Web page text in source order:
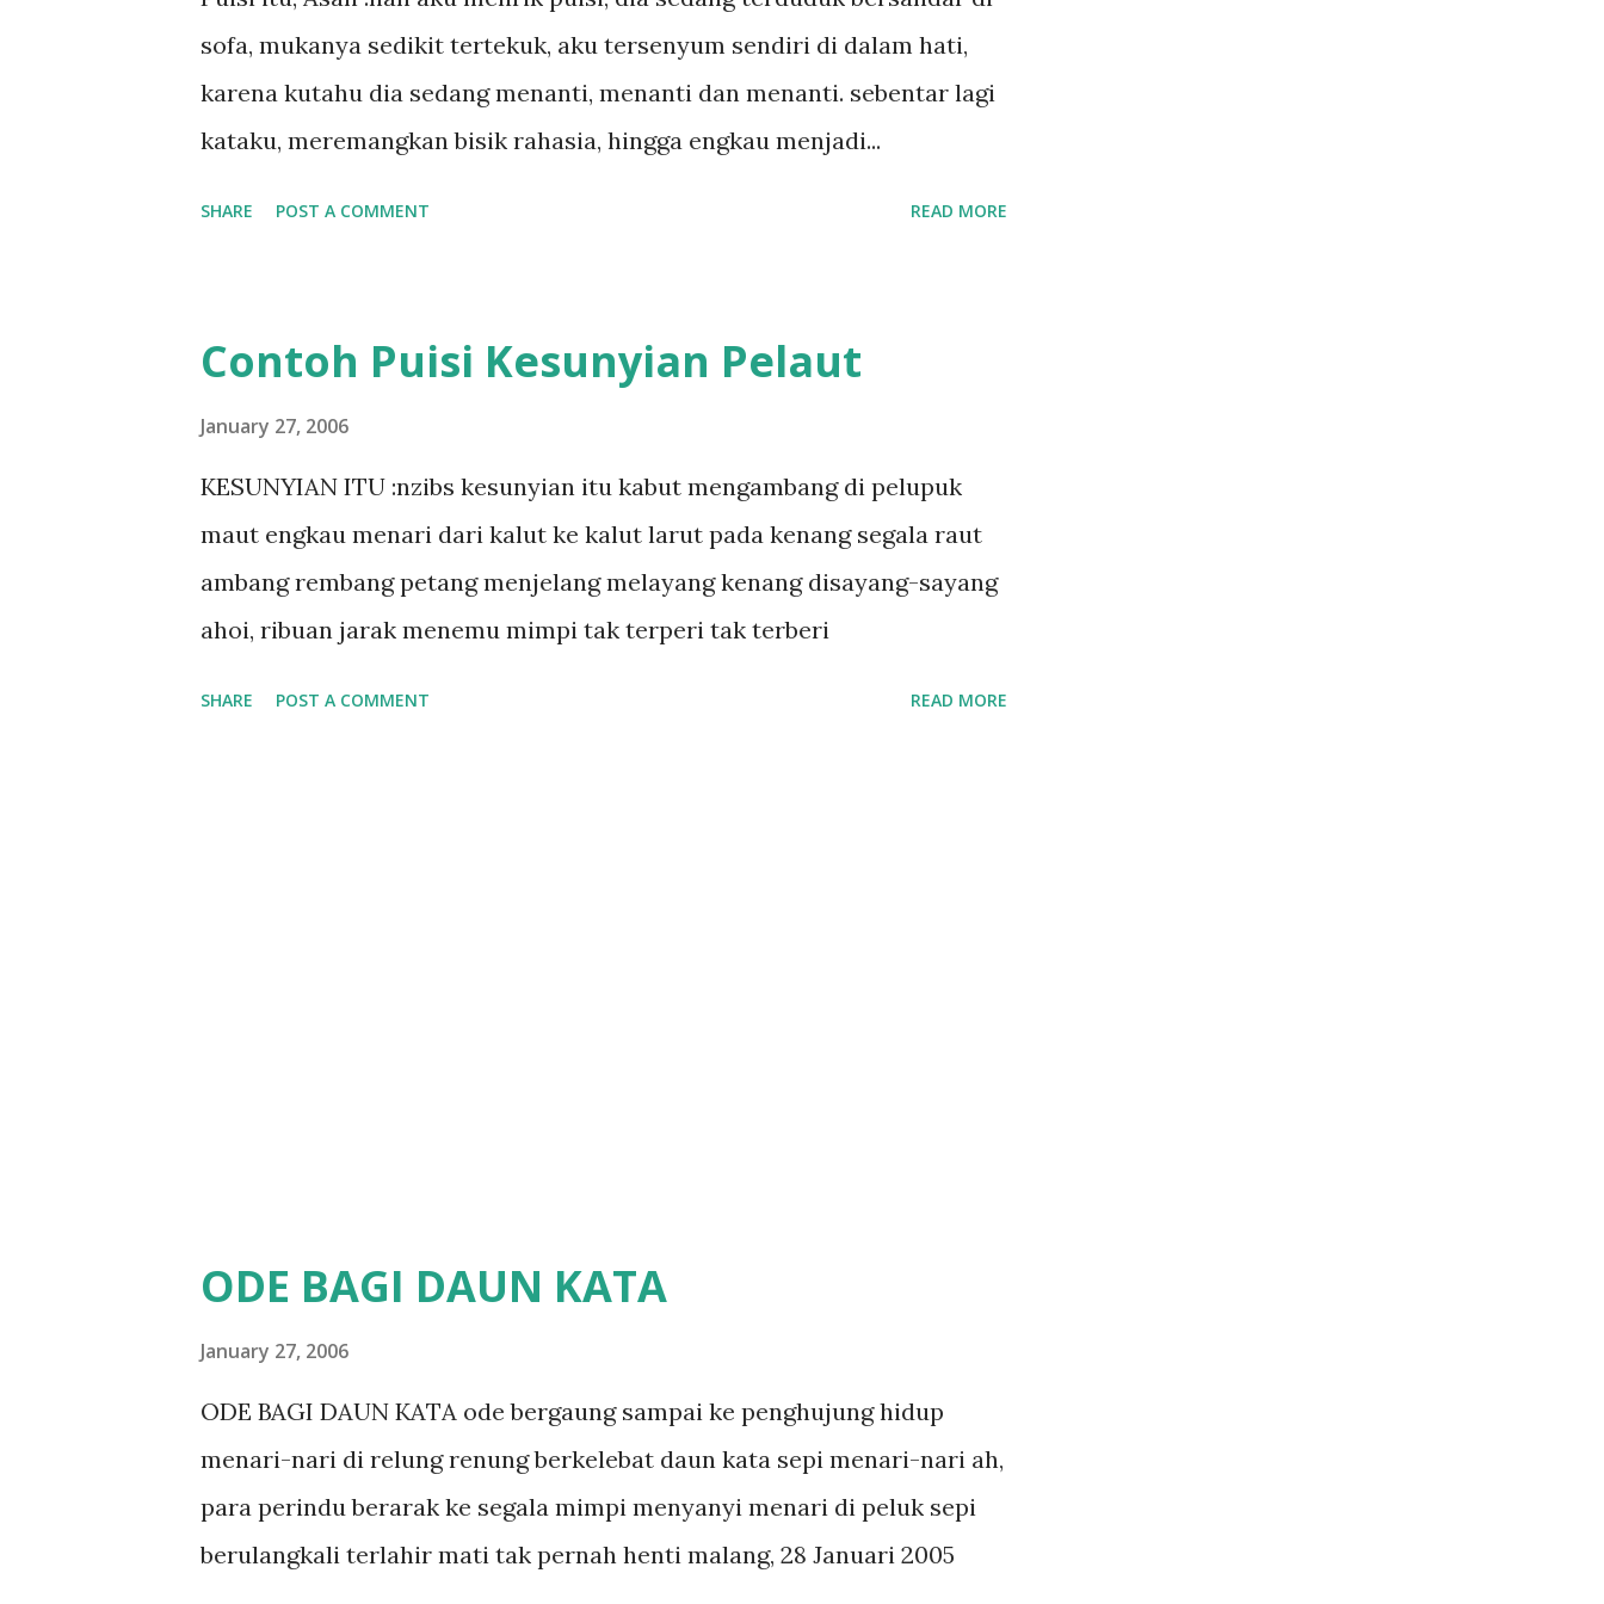
sofa, mukanya sedikit tertekuk, aku tersenyum sendiri di dalam hati,
karena kutahu dia sedang menanti, menanti dan menanti. sebentar lagi
kataku, meremangkan bisik rahasia, hingga engkau menjadi...
SHARE POST A COMMENT READ MORE
Contoh Puisi Kesunyian Pelaut
January 27, 2006
KESUNYIAN ITU :nzibs kesunyian itu kabut mengambang di pelupuk
maut engkau menari dari kalut ke kalut larut pada kenang segala raut
ambang rembang petang menjelang melayang kenang disayang-sayang
ahoi, ribuan jarak menemu mimpi tak terperi tak terberi
SHARE POST A COMMENT READ MORE
ODE BAGI DAUN KATA
January 27, 2006
ODE BAGI DAUN KATA ode bergaung sampai ke penghujung hidup
menari-nari di relung renung berkelebat daun kata sepi menari-nari ah,
para perindu berarak ke segala mimpi menyanyi menari di peluk sepi
berulangkali terlahir mati tak pernah henti malang, 28 Januari 2005